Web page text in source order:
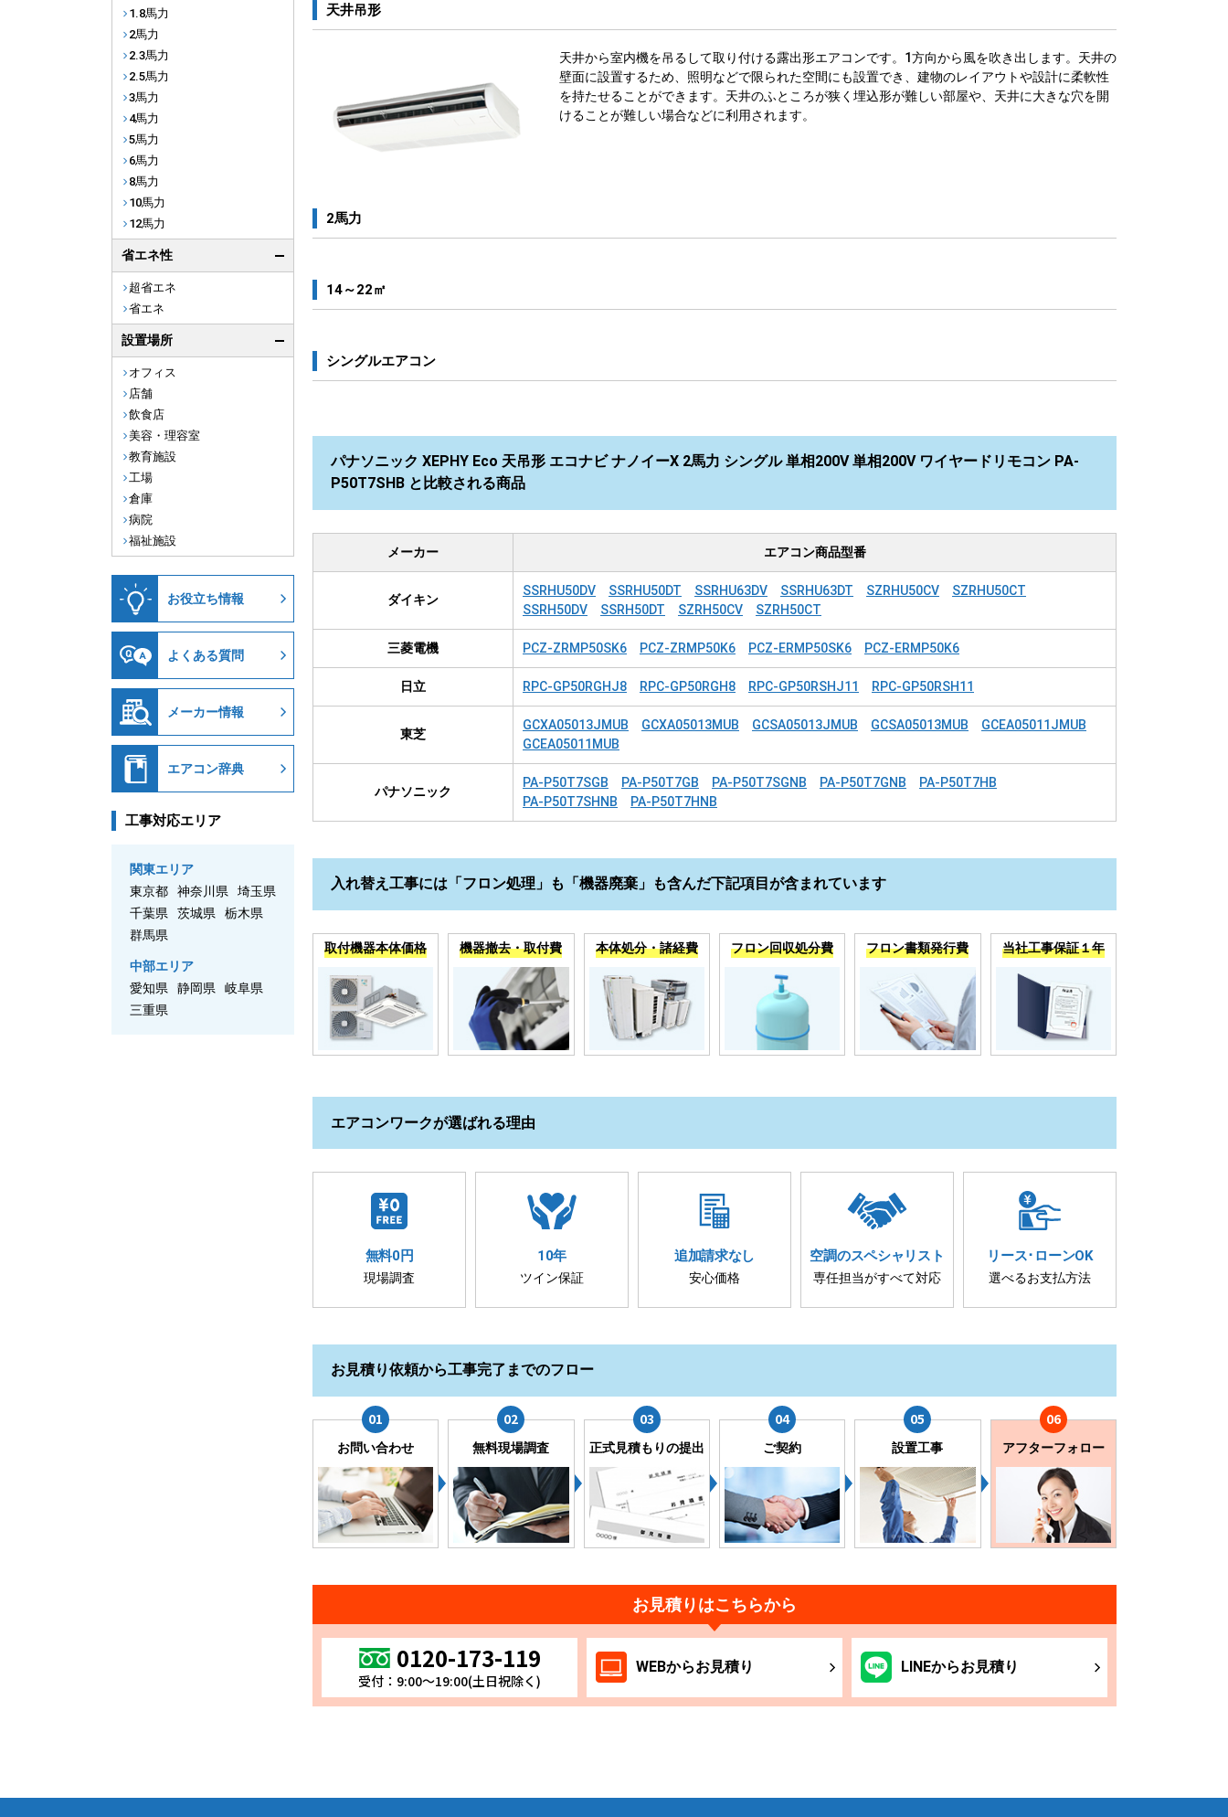
天井吊形
天井から室内機を吊るして取り付ける露出形エアコンです。1方向から風を吹き出します。天井の
壁面に設置するため、照明などで限られた空間にも設置でき、建物のレイアウトや設計に柔軟性
を持たせることができます。天井のふところが狭く埋込形が難しい部屋や、天井に大きな穴を開
けることが難しい場合などに利用されます。
2馬力
14～22㎡
シングルエアコン
パナソニック XEPHY Eco 天吊形 エコナビ ナノイーX 2馬力 シングル 単相200V 単相200V ワイヤードリモコン PA-
P50T7SHB と比較される商品
メーカー エアコン商品型番
ダイキン
SSRHU50DV SSRHU50DT SSRHU63DV SSRHU63DT SZRHU50CV
SZRHU50CT
SSRH50DV
SSRH50DT SZRH50CV SZRH50CT
三菱電機 PCZ-ZRMP50SK6 PCZ-ZRMP50K6 PCZ-ERMP50SK6 PCZ-ERMP50K6
日立 RPC-GP50RGHJ8 RPC-GP50RGH8 RPC-GP50RSHJ11 RPC-GP50RSH11
東芝
GCXA05013JMUB GCXA05013MUB GCSA05013JMUB GCSA05013MUB
GCEA05011JMUB
GCEA05011MUB
パナソニック
PA-P50T7SGB PA-P50T7GB PA-P50T7SGNB PA-P50T7GNB
PA-P50T7HB
PA-P50T7SHNB
PA-P50T7HNB
入れ替え工事には「フロン処理」も「機器廃棄」も含んだ下記項目が含まれています
取付機器本体価格 機器撤去・取付費 本体処分・諸経費 フロン回収処分費 フロン書類発行費 当社工事保証１年
エアコンワークが選ばれる理由
無料0円
現場調査
10年
ツイン保証
追加請求なし
安心価格
空調のスペシャリスト
専任担当がすべて対応
リース･ ローンOK
選べるお支払方法
お見積り依頼から工事完了までのフロー
お問い合わせ 無料現場調査 正式見積もりの提出 ご契約 設置工事 アフターフォロー
お見積りはこちらから
0120-173-119
受付：9:00～19:00(土日祝除く)
WEBからお見積り LINEからお見積り
1.8馬力
2馬力
2.3馬力
2.5馬力
3馬力
4馬力
5馬力
6馬力
8馬力
10馬力
12馬力
省エネ性
超省エネ
省エネ
設置場所
オフィス
店舗
飲食店
美容・理容室
教育施設
工場
倉庫
病院
福祉施設
お役立ち情報
よくある質問
メーカー情報
エアコン辞典
工事対応エリア
関東エリア
東京都
神奈川県
埼玉県
千葉県
茨城県
栃木県
群馬県
中部エリア
愛知県
静岡県
岐阜県
三重県